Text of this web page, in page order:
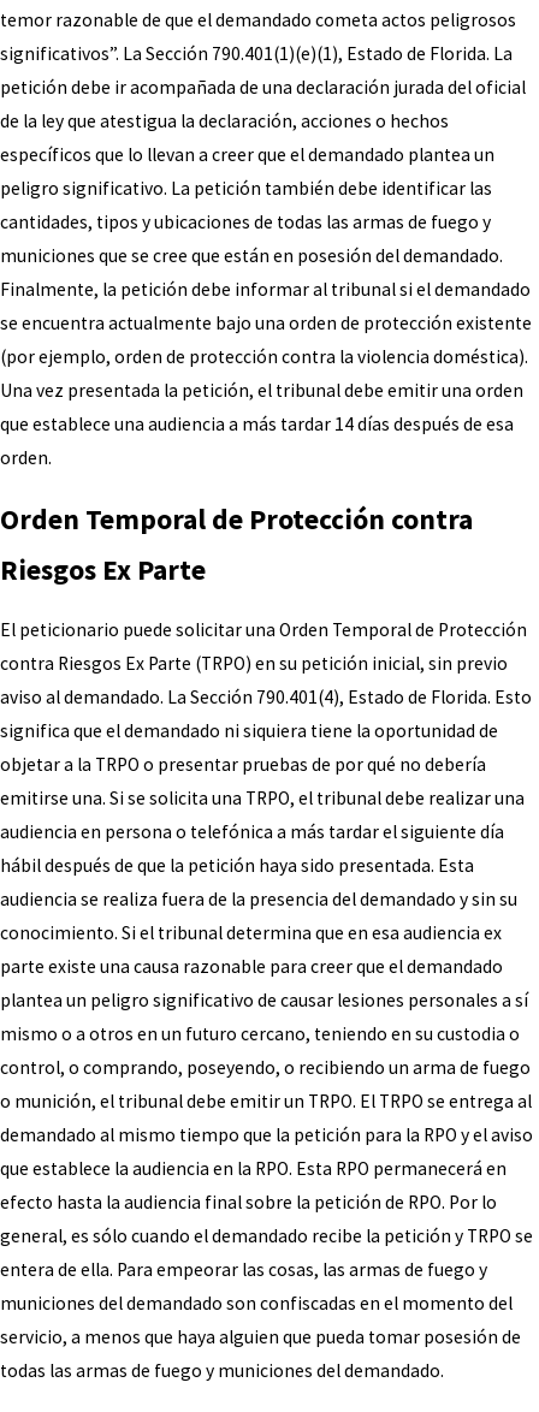
temor razonable de que el demandado cometa actos peligrosos
significativos”. La Sección 790.401(1)(e)(1), Estado de Florida. La
petición debe ir acompañada de una declaración jurada del oficial
de la ley que atestigua la declaración, acciones o hechos
específicos que lo llevan a creer que el demandado plantea un
peligro significativo. La petición también debe identificar las
cantidades, tipos y ubicaciones de todas las armas de fuego y
municiones que se cree que están en posesión del demandado.
Finalmente, la petición debe informar al tribunal si el demandado
se encuentra actualmente bajo una orden de protección existente
(por ejemplo, orden de protección contra la violencia doméstica).
Una vez presentada la petición, el tribunal debe emitir una orden
que establece una audiencia a más tardar 14 días después de esa
orden.
Orden Temporal de Protección contra
Riesgos Ex Parte
El peticionario puede solicitar una Orden Temporal de Protección
contra Riesgos Ex Parte (TRPO) en su petición inicial, sin previo
aviso al demandado. La Sección 790.401(4), Estado de Florida. Esto
significa que el demandado ni siquiera tiene la oportunidad de
objetar a la TRPO o presentar pruebas de por qué no debería
emitirse una. Si se solicita una TRPO, el tribunal debe realizar una
audiencia en persona o telefónica a más tardar el siguiente día
hábil después de que la petición haya sido presentada. Esta
audiencia se realiza fuera de la presencia del demandado y sin su
conocimiento. Si el tribunal determina que en esa audiencia ex
parte existe una causa razonable para creer que el demandado
plantea un peligro significativo de causar lesiones personales a sí
mismo o a otros en un futuro cercano, teniendo en su custodia o
control, o comprando, poseyendo, o recibiendo un arma de fuego
o munición, el tribunal debe emitir un TRPO. El TRPO se entrega al
demandado al mismo tiempo que la petición para la RPO y el aviso
que establece la audiencia en la RPO. Esta RPO permanecerá en
efecto hasta la audiencia final sobre la petición de RPO. Por lo
general, es sólo cuando el demandado recibe la petición y TRPO se
entera de ella. Para empeorar las cosas, las armas de fuego y
municiones del demandado son confiscadas en el momento del
servicio, a menos que haya alguien que pueda tomar posesión de
todas las armas de fuego y municiones del demandado.